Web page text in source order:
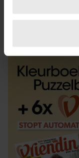
scannen op
verwerkt en stel
intrekken in de
We gebruiken
personaliseren,
en om ons
informatie over
partners voor
partners kunnen
informatie die u